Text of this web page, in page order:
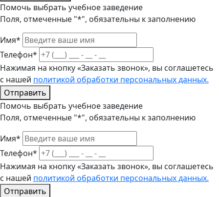
Помочь выбрать учебное заведение
Поля, отмеченные "*", обязательны к заполнению
Имя*
Телефон*
Нажимая на кнопку «Заказать звонок», вы соглашетесь
с нашей политикой обработки персональных данных.
Отправить
Помочь выбрать учебное заведение
Поля, отмеченные "*", обязательны к заполнению
Имя*
Телефон*
Нажимая на кнопку «Заказать звонок», вы соглашетесь
с нашей политикой обработки персональных данных.
Отправить